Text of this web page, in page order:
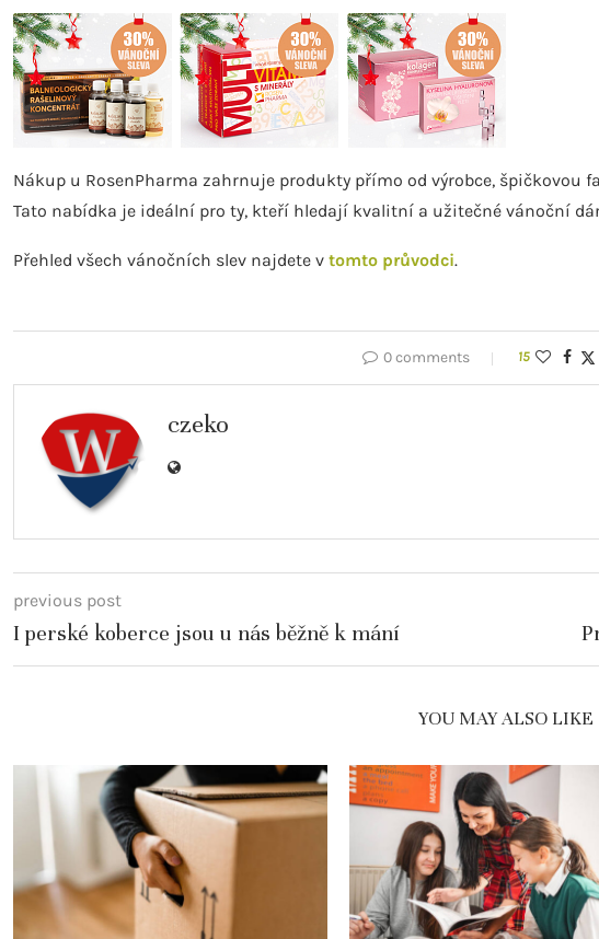
Nákup u RosenPharma zahrnuje produkty přímo od výrobce,
Tato nabídka je ideální pro ty, kteří hledají kvalitní a užitečné vánoční
Přehled všech vánočních slev najdete v tomto průvodci.
0 comments 15
czeko
previous post
I perské koberce jsou u nás běžně k mání
YOU MAY ALSO LIKE